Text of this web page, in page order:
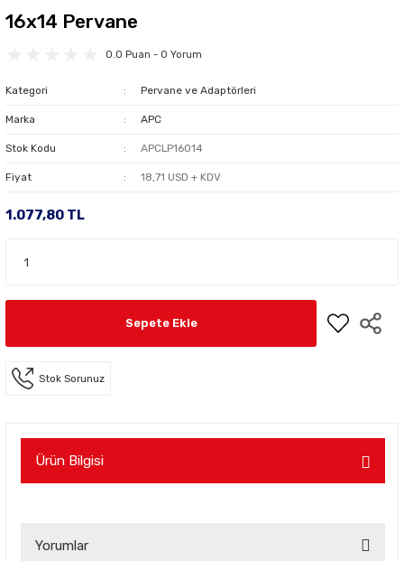
16x14 Pervane
0.0 Puan - 0 Yorum
Kategori Pervane ve Adaptörleri
Marka APC
Stok Kodu APCLP16014
Fiyat 18,71 USD + KDV
1.077,80 TL
Sepete Ekle
Stok Sorunuz
Ürün Bilgisi
Yorumlar